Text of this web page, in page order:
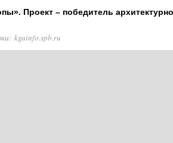
Проект – победитель
kgainfo.spb.ru